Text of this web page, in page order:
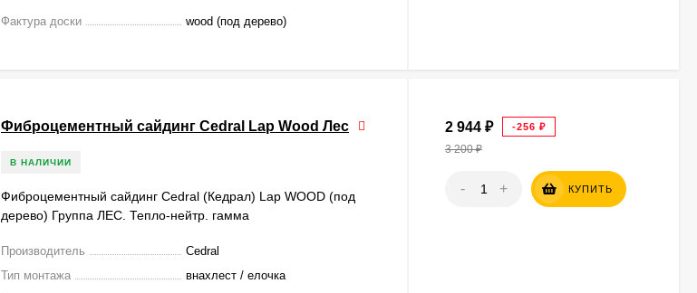
Фактура доски wood (под дерево)
Фиброцементный сайдинг Cedral Lap Wood Лес
В НАЛИЧИИ
Фиброцементный сайдинг Cedral (Кедрал) Lap WOOD (под
дерево) Группа ЛЕС. Тепло-нейтр. гамма
Производитель
Cedral
Тип монтажа
внахлест / елочка
2 944 ₽ -256 ₽
3 200₽
- + КУПИТЬ